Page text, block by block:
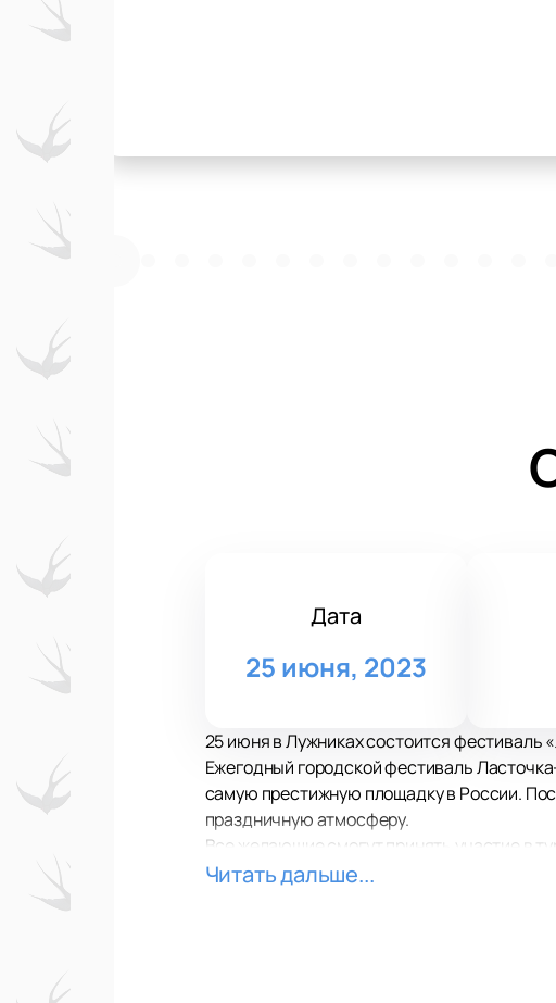
Дата
25 июня, 2023
25 июня в Лужниках состоится фестиваль
Ежегодный городской фестиваль
самую престижную площадку в России.
праздничную атмосферу.
Все желающие смогут принять участие в
спорта и насладиться выступлениями
Читать дальше...